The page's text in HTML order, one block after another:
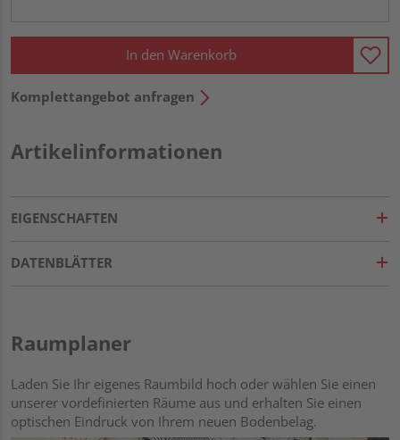
In den Warenkorb
Komplettangebot anfragen
Artikelinformationen
EIGENSCHAFTEN
DATENBLÄTTER
Raumplaner
Laden Sie Ihr eigenes Raumbild hoch oder wählen Sie einen
unserer vordefinierten Räume aus und erhalten Sie einen
optischen Eindruck von Ihrem neuen Bodenbelag.